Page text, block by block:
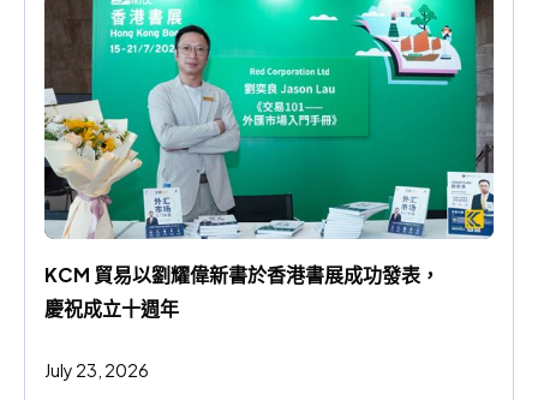
KCM 貿易以劉耀偉新書於香港書展成功發表，
慶祝成立十週年
July 23, 2026